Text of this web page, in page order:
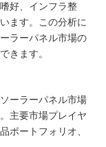
好、インフラ整
ます。この分析に
ラーパネル市場の
きます。
ーラーパネル市場
主要市場プレイヤ
ポートフォリオ、